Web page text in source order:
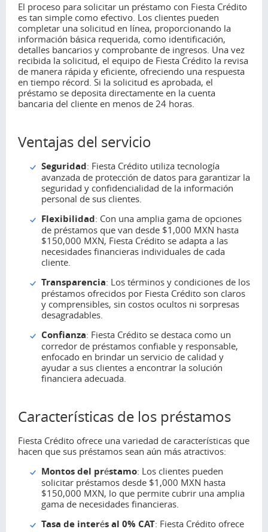
El proceso para solicitar un préstamo con Fiesta Crédito
es tan simple como efectivo. Los clientes pueden
completar una solicitud en línea, proporcionando la
información básica requerida, como identificación,
detalles bancarios y comprobante de ingresos. Una vez
recibida la solicitud, el equipo de Fiesta Crédito la revisa
de manera rápida y eficiente, ofreciendo una respuesta
en tiempo récord. Si la solicitud es aprobada, el
préstamo se deposita directamente en la cuenta
bancaria del cliente en menos de 24 horas.
Ventajas del servicio
Seguridad: Fiesta Crédito utiliza tecnología
avanzada de protección de datos para garantizar la
seguridad y confidencialidad de la información
personal de sus clientes.
Flexibilidad: Con una amplia gama de opciones
de préstamos que van desde $1,000 MXN hasta
$150,000 MXN, Fiesta Crédito se adapta a las
necesidades financieras individuales de cada
cliente.
Transparencia: Los términos y condiciones de los
préstamos ofrecidos por Fiesta Crédito son claros
y comprensibles, sin costos ocultos ni sorpresas
desagradables.
Confianza: Fiesta Crédito se destaca como un
corredor de préstamos confiable y responsable,
enfocado en brindar un servicio de calidad y
ayudar a sus clientes a encontrar la solución
financiera adecuada.
Características de los préstamos
Fiesta Crédito ofrece una variedad de características que
hacen que sus préstamos sean aún más atractivos:
Montos del préstamo: Los clientes pueden
solicitar préstamos desde $1,000 MXN hasta
$150,000 MXN, lo que permite cubrir una amplia
gama de necesidades financieras.
Tasa de interés al 0% CAT: Fiesta Crédito ofrece